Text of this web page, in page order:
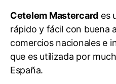
Cetelem Mastercard es
rápido y fácil con buena
comercios nacionales e
que es utilizada por
España.